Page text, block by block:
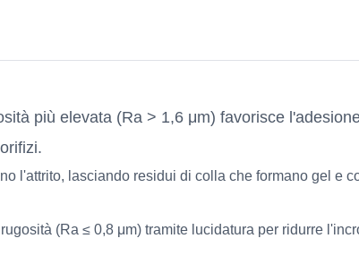
più elevata (Ra > 1,6 μm) favorisce
l'attrito, lasciando residui di colla che formano gel e
(Ra ≤ 0,8 μm) tramite lucidatura per ridurre